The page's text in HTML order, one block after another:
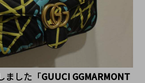
ました「GUUCI GGMARMONT